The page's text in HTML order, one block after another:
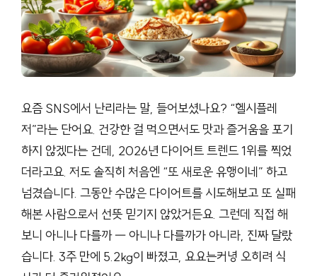
요즘 SNS에서 난리라는 말, 들어보셨나요? “헬시플레
저”라는 단어요. 건강한 걸 먹으면서도 맛과 즐거움을 포기
하지 않겠다는 건데, 2026년 다이어트 트렌드 1위를 찍었
더라고요. 저도 솔직히 처음엔 “또 새로운 유행이네” 하고
넘겼습니다. 그동안 수많은 다이어트를 시도해보고 또 실패
해본 사람으로서 선뜻 믿기지 않았거든요. 그런데 직접 해
보니 아니나 다를까 — 아니나 다를까가 아니라, 진짜 달랐
습니다. 3주 만에 5.2kg이 빠졌고, 요요는커녕 오히려 식